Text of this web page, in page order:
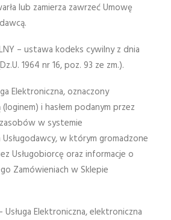
lub zamierza zawrzeć Umowę
– ustawa kodeks cywilny z dnia
1964 nr 16, poz. 93 ze zm.).
Elektroniczna, oznaczony
i hasłem podanym przez
w systemie
w którym gromadzone
Usługobiorcę oraz informacje o
Zamówieniach w Sklepie
Usługa Elektroniczna, elektroniczna